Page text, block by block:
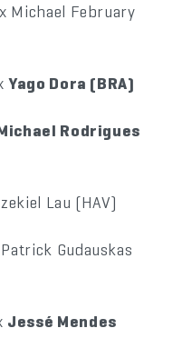
Michael February
Yago Dora (BRA)
Rodrigues
Lau (HAV)
Gudauskas
Jessé Mendes